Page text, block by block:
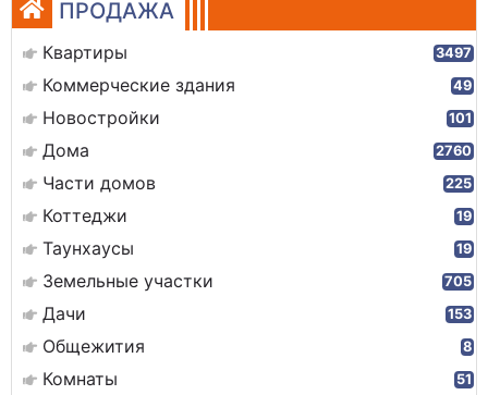
ПРОДАЖА
Квартиры 3497
Коммерческие здания 49
Новостройки 101
Дома 2760
Части домов 225
Коттеджи 19
Таунхаусы 19
Земельные участки 705
Дачи 153
Общежития 8
Комнаты 51